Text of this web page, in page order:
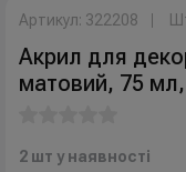
Артикул: 322208
Акрил для
матовий, 75 мл,
2 шт у наявності